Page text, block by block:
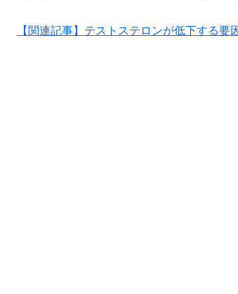
【関連記事】テストステロンが低下する要